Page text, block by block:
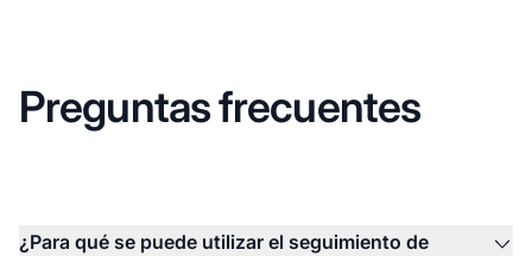
Preguntas frecuentes
¿Para qué se puede utilizar el seguimiento de